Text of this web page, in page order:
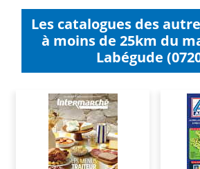
Les catalogues des
à moins de 25km du
Labégude